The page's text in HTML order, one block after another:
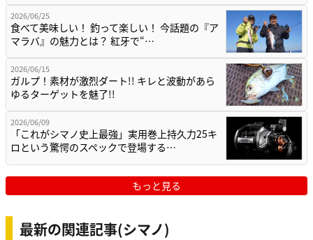
2026/06/25
食べて美味しい！ 釣って楽しい！ 今話題の『ア
マラバ』の魅力とは？ 紅牙で“…
2026/06/15
ガルプ！素材が激烈ダート!! キレと波動があら
ゆるターゲットを魅了!!
2026/06/09
「これがシマノ史上最強」実用巻上持久力25キ
ロという驚愕のスペックで登場する…
もっと見る
最新の関連記事(シマノ)